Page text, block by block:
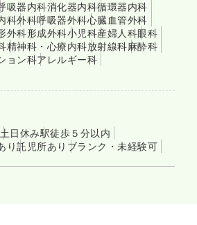
吸器内科消化器内科循環器内科
科外科呼吸器外科心臓血管外科
外科形成外科小児科産婦人科眼科
精神科・心療内科放射線科麻酔科
ョン科アレルギー科
土日休み駅徒歩５分以内
り託児所あり ブランク・未経験可